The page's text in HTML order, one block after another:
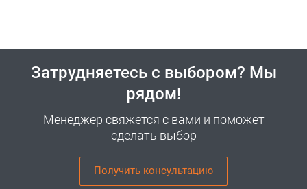
Затрудняетесь с выбором? Мы
рядом!
Менеджер свяжется с вами и поможет
сделать выбор
Получить консультацию